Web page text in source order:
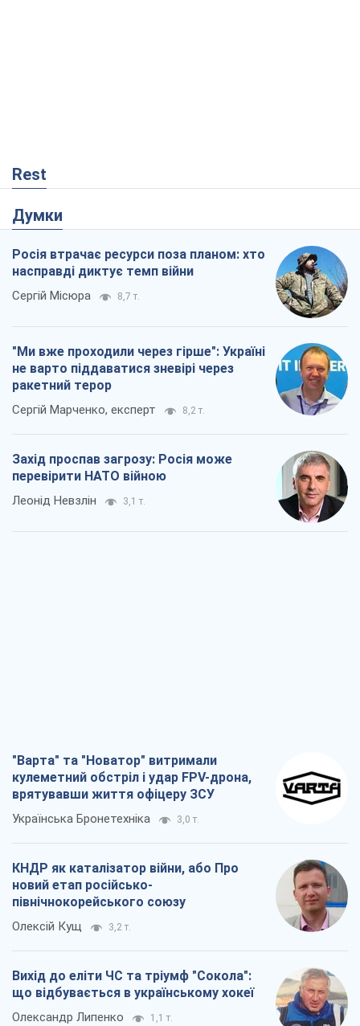
Rest
Думки
Росія втрачає ресурси поза планом: хто
насправді диктує темп війни
Сергій Місюра 8,7 т.
"Ми вже проходили через гірше": Україні
не варто піддаватися зневірі через
ракетний терор
Сергій Марченко, експерт 8,2 т.
Захід проспав загрозу: Росія може
перевірити НАТО війною
Леонід Невзлін 3,1 т.
"Варта" та "Новатор" витримали
кулеметний обстріл і удар FPV-дрона,
врятувавши життя офіцеру ЗСУ
Українська Бронетехніка 3,0 т.
КНДР як каталізатор війни, або Про
новий етап російсько-
північнокорейського союзу
Олексій Кущ 3,2 т.
Вихід до еліти ЧС та тріумф "Сокола":
що відбувається в українському хокеї
Олександр Липенко 1,1 т.